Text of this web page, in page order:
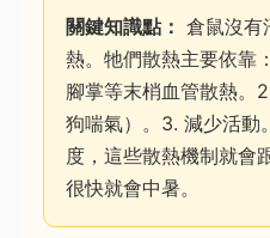
關鍵知識點： 倉鼠沒有
熱。牠們散熱主要依靠
腳掌等末梢血管散熱。
狗喘氣）。3. 減少活動
度，這些散熱機制就會
很快就會中暑。